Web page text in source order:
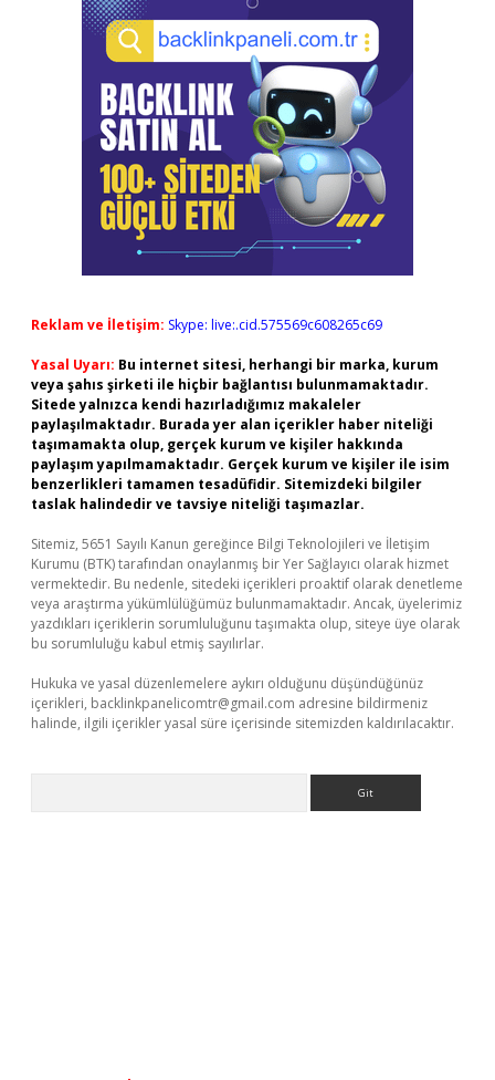
Reklam ve İletişim: Skype: live:.cid.575569c608265c69
Yasal Uyarı: Bu internet sitesi, herhangi bir marka, kurum
veya şahıs şirketi ile hiçbir bağlantısı bulunmamaktadır.
Sitede yalnızca kendi hazırladığımız makaleler
paylaşılmaktadır. Burada yer alan içerikler haber niteliği
taşımamakta olup, gerçek kurum ve kişiler hakkında
paylaşım yapılmamaktadır. Gerçek kurum ve kişiler ile isim
benzerlikleri tamamen tesadüfidir. Sitemizdeki bilgiler
taslak halindedir ve tavsiye niteliği taşımazlar.
Sitemiz, 5651 Sayılı Kanun gereğince Bilgi Teknolojileri ve İletişim
Kurumu (BTK) tarafından onaylanmış bir Yer Sağlayıcı olarak hizmet
vermektedir. Bu nedenle, sitedeki içerikleri proaktif olarak denetleme
veya araştırma yükümlülüğümüz bulunmamaktadır. Ancak, üyelerimiz
yazdıkları içeriklerin sorumluluğunu taşımakta olup, siteye üye olarak
bu sorumluluğu kabul etmiş sayılırlar.
Hukuka ve yasal düzenlemelere aykırı olduğunu düşündüğünüz
içerikleri, backlinkpanelicomtr@gmail.com adresine bildirmeniz
halinde, ilgili içerikler yasal süre içerisinde sitemizden kaldırılacaktır.